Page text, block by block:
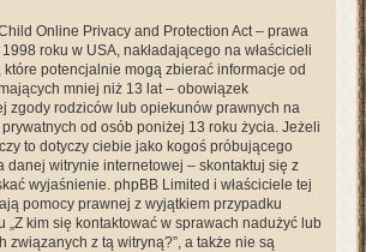
Online Privacy and Protection Act – prawa
roku w USA, nakładającego na właścicieli
potencjalnie mogą zbierać informacje od
mniej niż 13 lat – obowiązek
zgody rodziców lub opiekunów prawnych na
od osób poniżej 13 roku życia. Jeżeli
to dotyczy ciebie jako kogoś próbującego
danej witrynie internetowej – skontaktuj się z
wyjaśnienie. phpBB Limited i właściciele tej
pomocy prawnej z wyjątkiem przypadku
„Z kim się kontaktować w sprawach nadużyć lub
związanych z tą witryną?”, a także nie są